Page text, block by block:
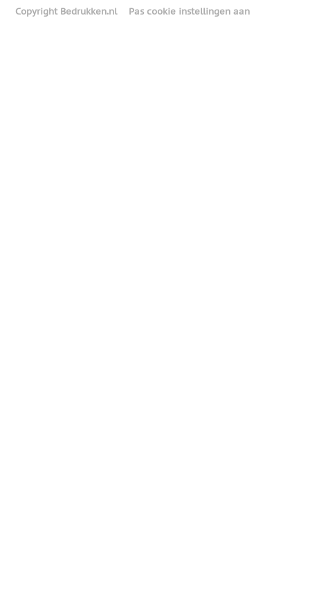
Copyright Bedrukken.nl Pas cookie instellingen aan